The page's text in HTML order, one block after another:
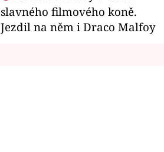
slavného filmového koně.
Jezdil na něm i Draco Malfoy